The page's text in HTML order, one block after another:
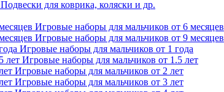
Подвески для коврика, коляски и др.
Игровые наборы для мальчиков от 6 месяцев
Игровые наборы для мальчиков от 9 месяцев
Игровые наборы для мальчиков от 1 года
Игровые наборы для мальчиков от 1.5 лет
Игровые наборы для мальчиков от 2 лет
Игровые наборы для мальчиков от 3 лет